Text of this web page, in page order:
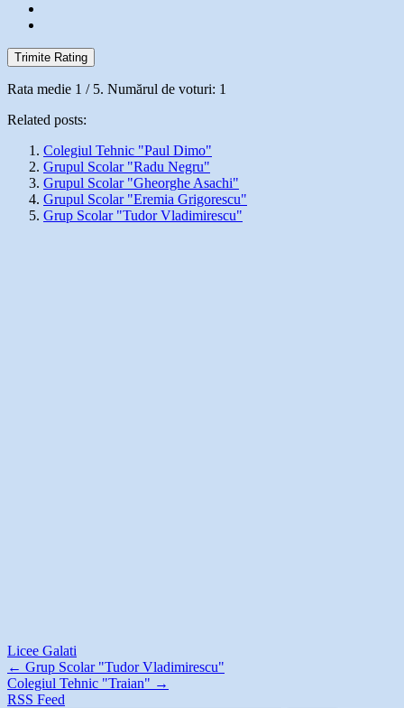
Trimite Rating
Rata medie 1 / 5. Numărul de voturi: 1
Related posts:
Colegiul Tehnic "Paul Dimo"
Grupul Scolar "Radu Negru"
Grupul Scolar "Gheorghe Asachi"
Grupul Scolar "Eremia Grigorescu"
Grup Scolar "Tudor Vladimirescu"
Licee Galati
← Grup Scolar "Tudor Vladimirescu"
Colegiul Tehnic "Traian" →
RSS Feed